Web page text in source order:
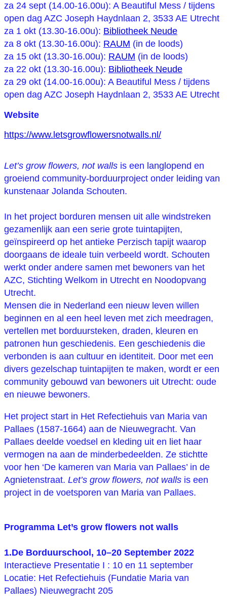
za 24 sept (14.00-16.00u): A Beautiful Mess / tijdens
open dag AZC Joseph Haydnlaan 2, 3533 AE Utrecht
za 1 okt (13.30-16.00u): Bibliotheek Neude
za 8 okt (13.30-16.00u): RAUM (in de loods)
za 15 okt (13.30-16.00u): RAUM (in de loods)
za 22 okt (13.30-16.00u): Bibliotheek Neude
za 29 okt (14.00-16.00u): A Beautiful Mess / tijdens
open dag AZC Joseph Haydnlaan 2, 3533 AE Utrecht
Website
https://www.letsgrowflowersnotwalls.nl/
Let’s grow flowers, not walls is een langlopend en
groeiend community-borduurproject onder leiding van
kunstenaar Jolanda Schouten.
In het project borduren mensen uit alle windstreken
gezamenlijk aan een serie grote tuintapijten,
geïnspireerd op het antieke Perzisch tapijt waarop
doorgaans de ideale tuin verbeeld wordt. Schouten
werkt onder andere samen met bewoners van het
AZC, Stichting Welkom in Utrecht en Noodopvang
Utrecht.
Mensen die in Nederland een nieuw leven willen
beginnen en al een heel leven met zich meedragen,
vertellen met borduursteken, draden, kleuren en
patronen hun geschiedenis. Een geschiedenis die
verbonden is aan cultuur en identiteit. Door met een
divers gezelschap tuintapijten te maken, wordt er een
community gebouwd van bewoners uit Utrecht: oude
en nieuwe bewoners.
Het project start in Het Refectiehuis van Maria van
Pallaes (1587-1664) aan de Nieuwegracht. Van
Pallaes deelde voedsel en kleding uit en liet haar
vermogen na aan de minderbedeelden. Ze stichtte
voor hen ‘De kameren van Maria van Pallaes’ in de
Agnietenstraat. Let’s grow flowers, not walls is een
project in de voetsporen van Maria van Pallaes.
Programma Let’s grow flowers not walls
1.De Borduurschool, 10–20 September 2022
Interactieve Presentatie I : 10 en 11 september
Locatie: Het Refectiehuis (Fundatie Maria van
Pallaes) Nieuwegracht 205